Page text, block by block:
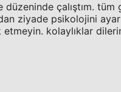
düzeninde çalıştım.
ziyade psikolojini
kolaylıklar